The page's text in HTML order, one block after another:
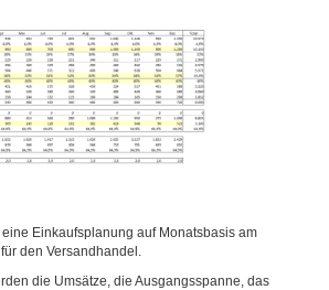
eine Einkaufsplanung auf Monatsbasis am
den Versandhandel.
die Umsätze, die Ausgangsspanne, das